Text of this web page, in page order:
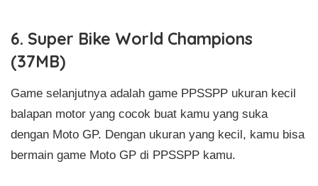
6. Super Bike World Champions
(37MB)
Game selanjutnya adalah game PPSSPP ukuran kecil
balapan motor yang cocok buat kamu yang suka
dengan Moto GP. Dengan ukuran yang kecil, kamu bisa
bermain game Moto GP di PPSSPP kamu.